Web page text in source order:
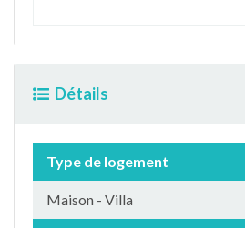
Détails
Type de logement
Maison - Villa